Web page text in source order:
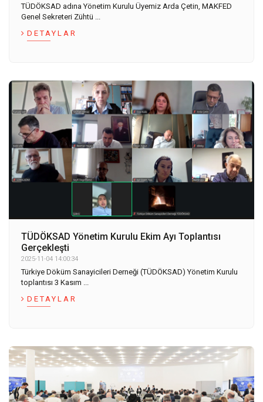
TÜDÖKSAD adına Yönetim Kurulu Üyemiz Arda Çetin, MAKFED
Genel Sekreteri Zühtü ...
DETAYLAR
TÜDÖKSAD Yönetim Kurulu Ekim Ayı Toplantısı
Gerçekleşti
2025-11-04 14:00:34
Türkiye Döküm Sanayicileri Derneği (TÜDÖKSAD) Yönetim Kurulu
toplantısı 3 Kasım ...
DETAYLAR